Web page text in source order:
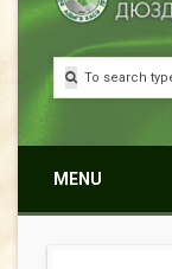
Дюузджэ Адыгэ
MENU